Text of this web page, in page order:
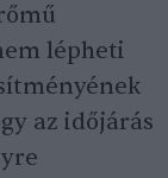
lépheti
az időjárás